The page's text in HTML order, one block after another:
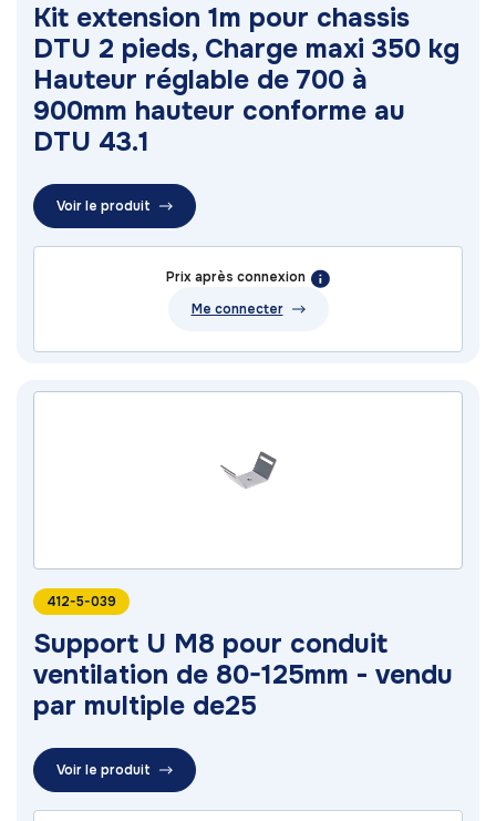
Kit extension 1m pour chassis
DTU 2 pieds, Charge maxi 350 kg
Hauteur réglable de 700 à
900mm hauteur conforme au
DTU 43.1
Voir le produit
Prix après connexion
Me connecter
412-5-039
Support U M8 pour conduit
ventilation de 80-125mm - vendu
par multiple de25
Voir le produit